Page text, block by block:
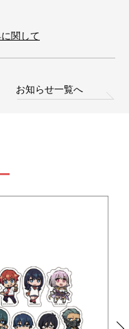
関して
お知らせ一覧へ